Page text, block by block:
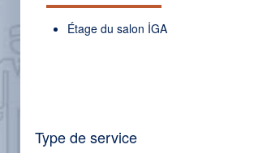
Étage du salon İGA
Type de service